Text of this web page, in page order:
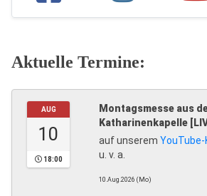
Aktuelle Termine:
AUG
10
18:00
Montagsmesse aus
Katharinenkapelle
auf unserem YouTube-
u. v. a.
10.Aug.2026 (Mo)